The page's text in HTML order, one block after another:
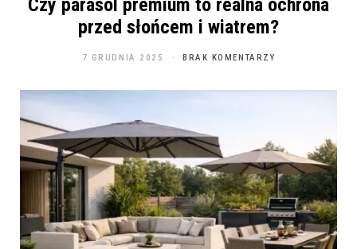
Czy parasol premium to realna ochrona
przed słońcem i wiatrem?
7 GRUDNIA 2025 BRAK KOMENTARZY